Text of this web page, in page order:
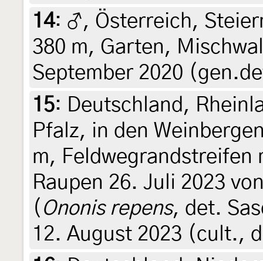
14: ♂, Österreich,
380 m, Garten,
September 2020
15: Deutschland,
Pfalz, in den
m, Feldwegrandstreifen
Raupen 26. Juli 2023
( Ononis repens, det.
12. August 2023 (cult.,